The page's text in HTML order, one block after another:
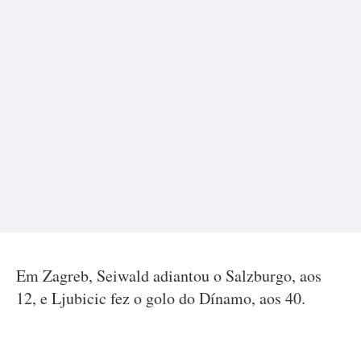
Em Zagreb, Seiwald adiantou o Salzburgo, aos
12, e Ljubicic fez o golo do Dínamo, aos 40.